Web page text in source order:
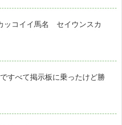
ッコイイ馬名 セイウンスカ
すべて掲示板に乗ったけど勝